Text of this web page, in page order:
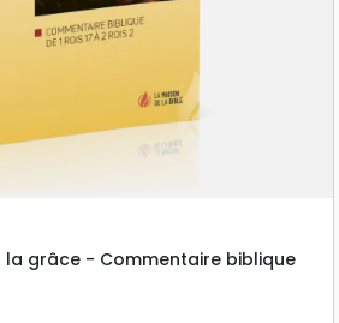
la grâce - Commentaire biblique